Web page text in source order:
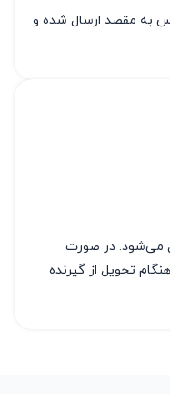
به مقصد ارسال شده و
می‌شود. در صورت
تحویل از گیرنده